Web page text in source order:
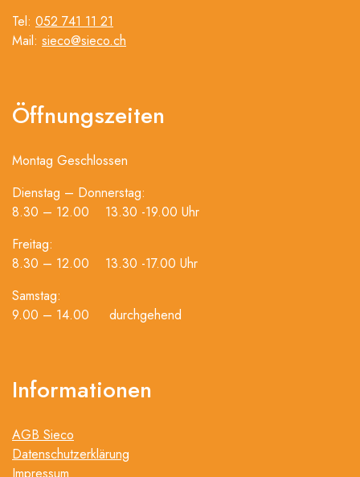
Tel: 052 741 11 21
Mail: sieco@sieco.ch
Öffnungszeiten
Montag Geschlossen
Dienstag – Donnerstag:
8.30 – 12.00 13.30 -19.00 Uhr
Freitag:
8.30 – 12.00 13.30 -17.00 Uhr
Samstag:
9.00 – 14.00 durchgehend
Informationen
AGB Sieco
Datenschutzerklärung